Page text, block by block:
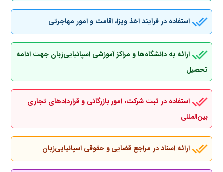
استفاده در فرآیند اخذ ویزا، اقامت و امور مهاجرتی
ارائه به دانشگاه‌ها و مراکز آموزشی اسپانیایی‌زبان جهت ادامه
تحصیل
استفاده در ثبت شرکت، امور بازرگانی و قراردادهای تجاری
بین‌المللی
ارائه اسناد در مراجع قضایی و حقوقی اسپانیایی‌زبان